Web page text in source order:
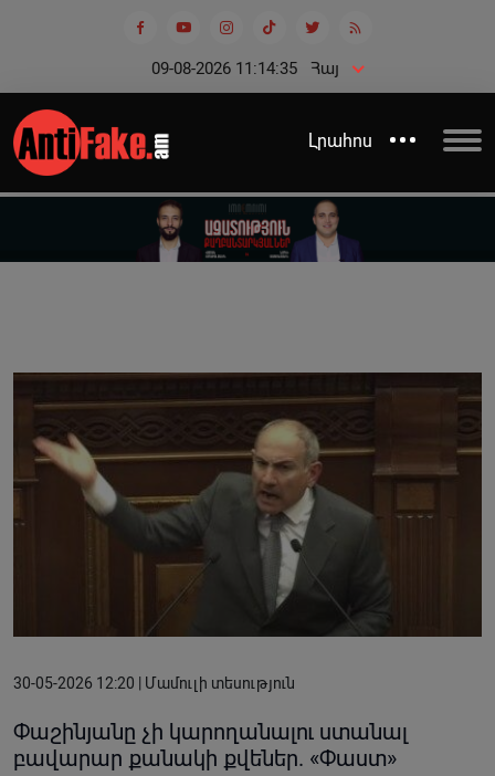
09-08-2026 11:14:35 Հայ
Լրահոս
30-05-2026 12:20 | Մամուլի տեսություն
Փաշինյանը չի կարողանալու ստանալ
բավարար քանակի քվեներ. «Փաստ»